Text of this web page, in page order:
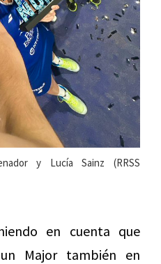
y Lucía Sainz (RRSS
en cuenta que
Major también en